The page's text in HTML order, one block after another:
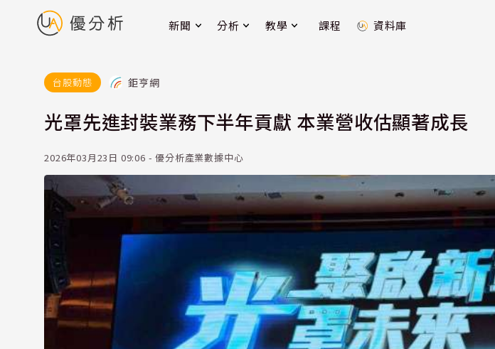
新聞 分析 教學 課程 資料庫
台股動態 鉅亨網
光罩先進封裝業務下半年貢獻 本業營收估顯著成長
2026年03月23日 09:06 - 優分析產業數據中心